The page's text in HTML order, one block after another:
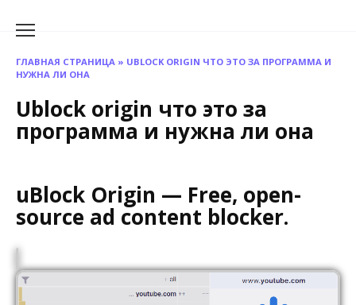
ГЛАВНАЯ СТРАНИЦА » UBLOCK ORIGIN ЧТО ЭТО ЗА ПРОГРАММА И
НУЖНА ЛИ ОНА
Ublock origin что это за
программа и нужна ли она
uBlock Origin — Free, open-
source ad content blocker.